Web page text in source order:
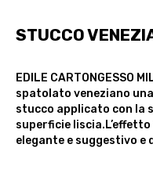
STUCCO
EDILE CARTONGESSO
spatolato veneziano
stucco applicato con la
superficie
elegante e suggestivo e